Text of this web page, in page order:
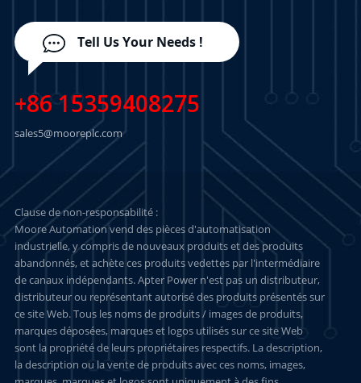
Tell Us Your Needs !
+86 15359408275
sales5@mooreplc.com
Clause de non-responsabilité :
Moore Automation vend des pièces d'automatisation
industrielle, y compris de nouveaux produits et des produits
abandonnés, et achète ces produits vedettes par l'intermédiaire
de canaux indépendants. Apter Power n'est pas un distributeur,
distributeur ou représentant autorisé des produits présentés sur
ce site Web. Tous les noms de produits / images de produits,
marques déposées, marques et logos utilisés sur ce site Web
sont la propriété de leurs propriétaires respectifs. La description,
la description ou la vente de produits avec ces noms, images,